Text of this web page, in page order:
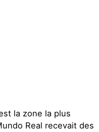
la zone la plus
Real recevait des